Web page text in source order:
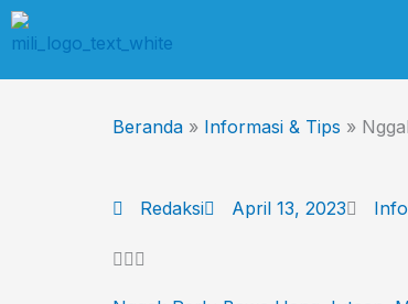
Skip
to
Beranda » Informasi & Tips »
Redaksi April 13, 2023